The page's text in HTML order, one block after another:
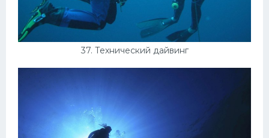
37. Технический дайвинг